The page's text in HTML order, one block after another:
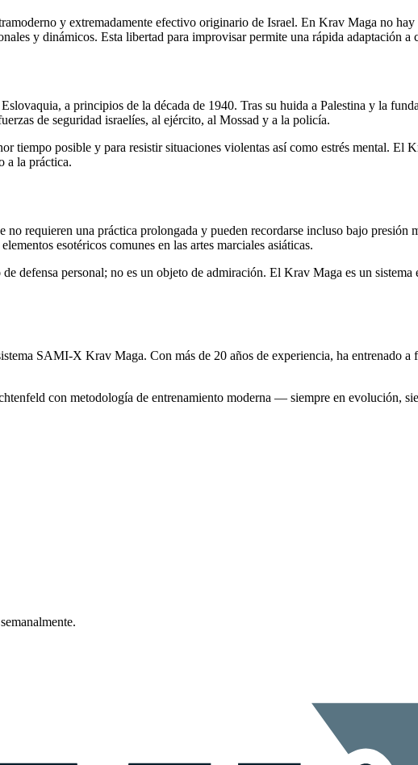
y extremadamente efectivo originario de Israel. En Krav Maga no hay
y dinámicos. Esta libertad para improvisar permite una rápida adaptación a
a principios de la década de 1940. Tras su huida a Palestina y la
de seguridad israelíes, al ejército, al Mossad y a la policía.
tiempo posible y para resistir situaciones violentas así como estrés mental. El
a la práctica.
requieren una práctica prolongada y pueden recordarse incluso bajo presión
esotéricos comunes en las artes marciales asiáticas.
defensa personal; no es un objeto de admiración. El Krav Maga es un
SAMI-X Krav Maga. Con más de 20 años de experiencia, ha entrenado a
con metodología de entrenamiento moderna — siempre en evolución,